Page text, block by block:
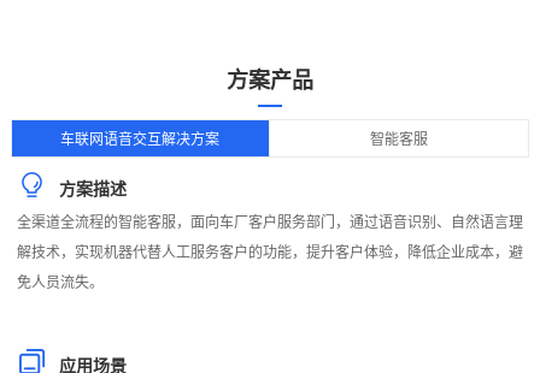
方案产品
行
业
点
车联网语音交互解决方案 智能客服
方案描述
全渠道全流程的智能客服，面向车厂客户服务部门，通过语音识别、自然语言理
解技术，实现机器代替人工服务客户的功能，提升客户体验，降低企业成本，避
免人员流失。
应用场景